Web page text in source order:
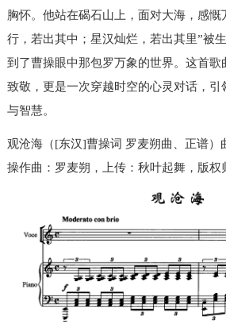
胸怀。他站在碣石山上，面对大海，感慨
行，若出其中；星汉灿烂，若出其里”被
到了曹操眼中那包罗万象的世界。这首歌
致敬，更是一次穿越时空的心灵对话，引
与智慧。
观沧海（[东汉]曹操词 罗麦朔曲、正谱）
操作曲：罗麦朔，上传：秋叶起舞，版权